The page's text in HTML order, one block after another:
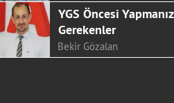
YGS Öncesi Yapmanız
Gerekenler
Bekir Gözalan